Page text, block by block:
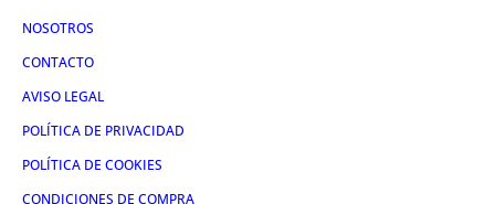
NOSOTROS
CONTACTO
AVISO LEGAL
POLÍTICA DE PRIVACIDAD
POLÍTICA DE COOKIES
CONDICIONES DE COMPRA